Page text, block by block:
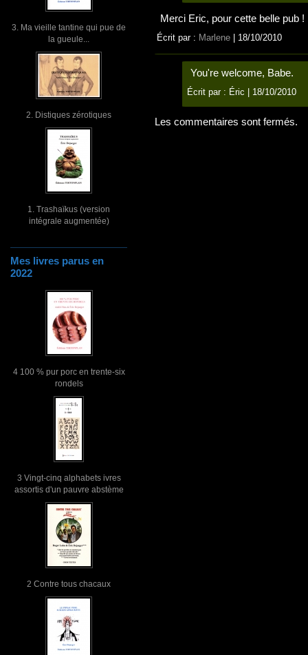
3. Ma vieille tantine qui pue de
la gueule...
2. Distiques zérotiques
1. Trashaïkus (version
intégrale augmentée)
Mes livres parus en
2022
4 100 % pur porc en trente-six
rondels
3 Vingt-cinq alphabets ivres
assortis d'un pauvre abstème
2 Contre tous chacaux
Merci Eric, pour cette belle pub !
Écrit par : Marlene | 18/10/2010
You're welcome, Babe.
Écrit par : Éric | 18/10/2010
Les commentaires sont fermés.